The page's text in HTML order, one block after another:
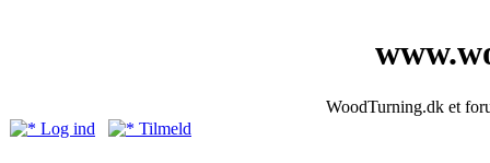
WoodTurning.dk et
Log ind
Tilmeld